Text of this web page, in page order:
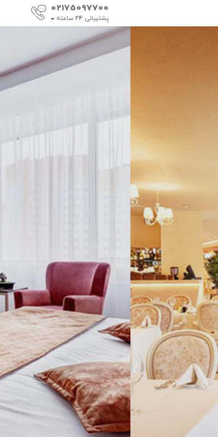
02175097700
پشتیبانی 24 ساعته